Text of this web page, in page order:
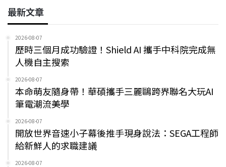
最新文章
2026-08-07
歷時三個月成功驗證！Shield AI 攜手中科院完成無
人機自主搜索
2026-08-07
本命萌友隨身帶！華碩攜手三麗鷗跨界聯名大玩AI
筆電潮流美學
2026-08-07
開放世界音速小子幕後推手現身說法：SEGA工程師
給新鮮人的求職建議
2026-08-07